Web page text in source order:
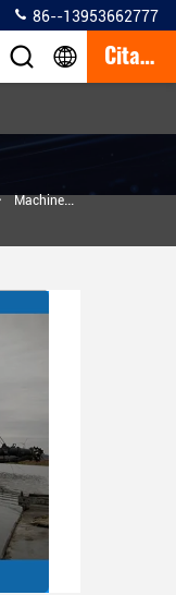
86--13953662777
Citation
Machine De Dragage Hydraulique Professionnelle Pour Les Grands Projets De Dragage